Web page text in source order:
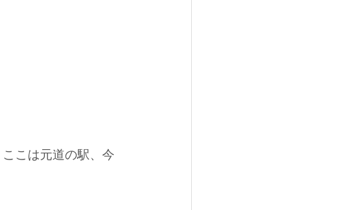
こは元道の駅、今